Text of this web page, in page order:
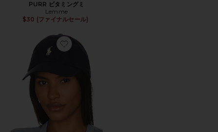
PURR ビタミングミ
Lemme
$30 (ファイナルセール)
Favorite ハット